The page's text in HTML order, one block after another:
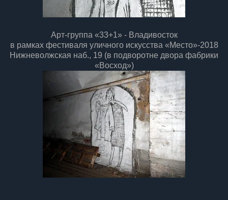
Арт-группа «33+1» - Владивосток
в рамках фестиваля уличного искусства «Место»-2018
Нижневолжская наб., 19 (в подворотне двора фабрики
«Восход»)